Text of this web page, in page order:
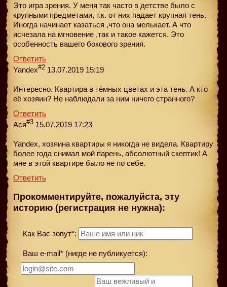
Это игра зрения. У меня так часто в детстве было с
крупными предметами, т.к. от них падает крупная тень.
Иногда начинает казаться ,что она мелькает. А что
исчезала на мгновение ,так и такое кажется. Это
особенность вашего бокового зрения.
Ответить
Yandex#2 13.07.2019 15:19
Интересно. Квартира в тёмных цветах и эта тень. А кто
её хозяин? Не наблюдали за ним ничего странного?
Ответить
Ася#3 15.07.2019 17:23
Yandex, хозяина квартиры я никогда не видела. Квартиру
более года снимал мой парень, абсолютный скептик! А
мне в этой квартире было не по себе.
Ответить
Прокомментируйте, пожалуйста, эту
историю (регистрация не нужна):
Как Вас зовут*:
Ваш e-mail* (нигде не публикуется):